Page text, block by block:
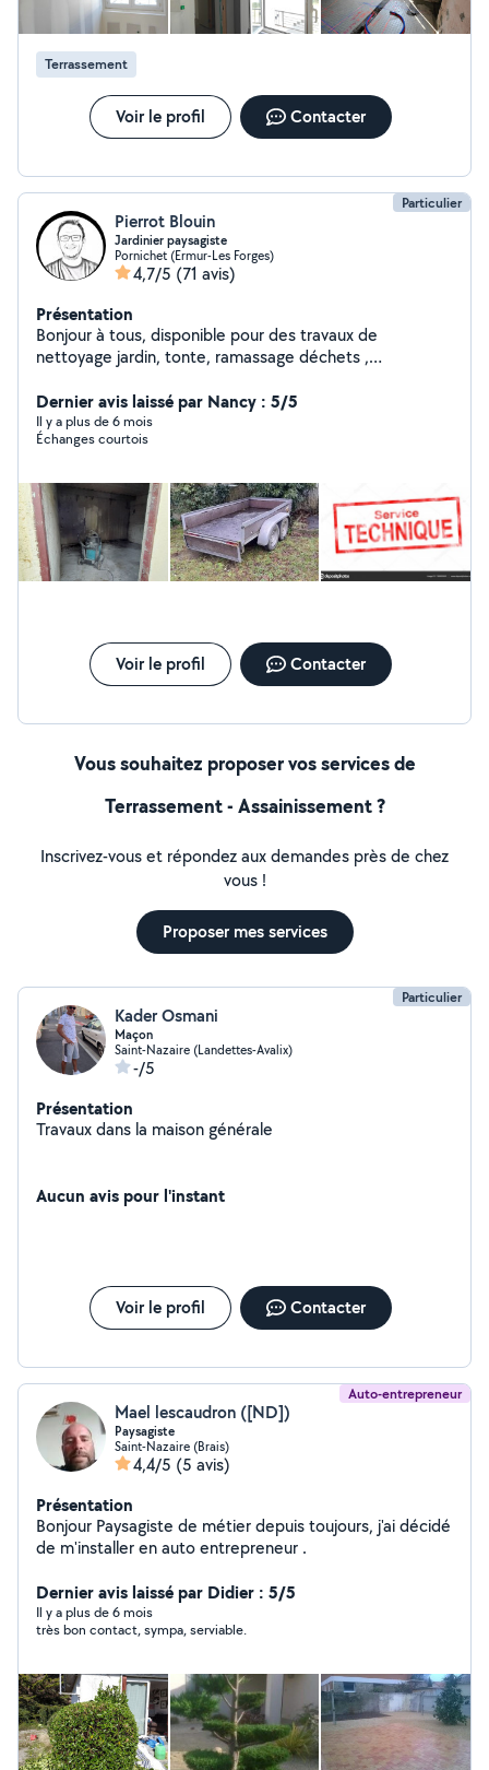
Terrassement
Voir le profil Contacter
Particulier
Pierrot Blouin
Jardinier paysagiste
Pornichet (Ermur-Les Forges)
4,7/5 (71 avis)
Présentation
Bonjour à tous, disponible pour des travaux de
nettoyage jardin, tonte, ramassage déchets ,
ou autres, et demandes diverses. N'hésitez pas !
Dernier avis laissé par Nancy : 5/5
Il y a plus de 6 mois
Échanges courtois
Voir le profil Contacter
Vous souhaitez proposer vos services de
Terrassement - Assainissement ?
Inscrivez-vous et répondez aux demandes près de chez
vous !
Proposer mes services
Particulier
Kader Osmani
Maçon
Saint-Nazaire (Landettes-Avalix)
-/5
Présentation
Travaux dans la maison générale
Aucun avis pour l'instant
Voir le profil Contacter
Auto-entrepreneur
Mael lescaudron ([ND])
Paysagiste
Saint-Nazaire (Brais)
4,4/5 (5 avis)
Présentation
Bonjour Paysagiste de métier depuis toujours, j'ai décidé
de m'installer en auto entrepreneur .
Dernier avis laissé par Didier : 5/5
Il y a plus de 6 mois
très bon contact, sympa, serviable.